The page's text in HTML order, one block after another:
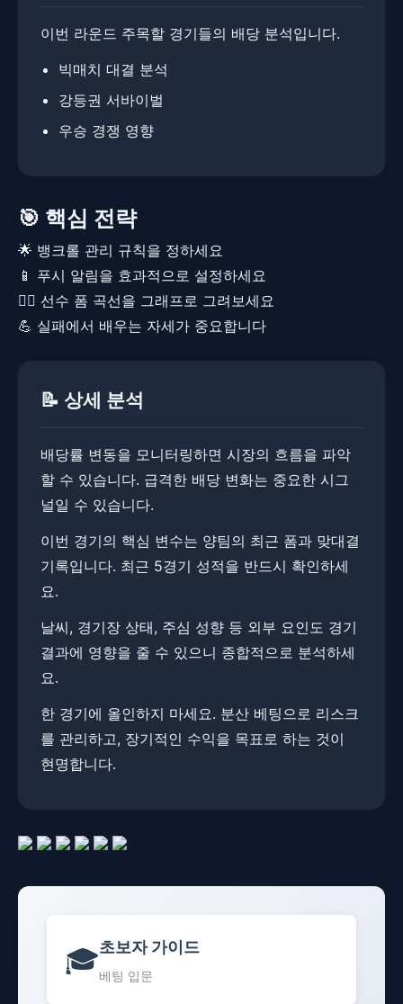
이번 라운드 주목할 경기들의 배당 분석입니다.
빅매치 대결 분석
강등권 서바이벌
우승 경쟁 영향
🎯 핵심 전략
🌟 뱅크롤 관리 규칙을 정하세요
📱 푸시 알림을 효과적으로 설정하세요
🏃‍♂️ 선수 폼 곡선을 그래프로 그려보세요
💪 실패에서 배우는 자세가 중요합니다
📝 상세 분석
배당률 변동을 모니터링하면 시장의 흐름을 파악
할 수 있습니다. 급격한 배당 변화는 중요한 시그
널일 수 있습니다.
이번 경기의 핵심 변수는 양팀의 최근 폼과 맞대결
기록입니다. 최근 5경기 성적을 반드시 확인하세
요.
날씨, 경기장 상태, 주심 성향 등 외부 요인도 경기
결과에 영향을 줄 수 있으니 종합적으로 분석하세
요.
한 경기에 올인하지 마세요. 분산 베팅으로 리스크
를 관리하고, 장기적인 수익을 목표로 하는 것이
현명합니다.
🎓초보자 가이드
베팅 입문